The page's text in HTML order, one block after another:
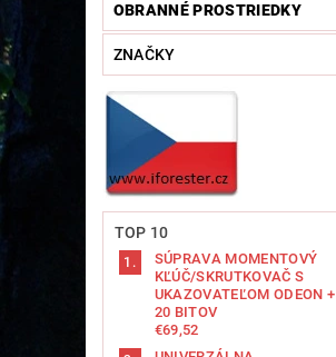
OBRANNÉ PROSTRIEDKY
ZNAČKY
TOP 10
SÚPRAVA MOMENTOVÝ
KĽÚČ/SKRUTKOVAČ S
UKAZOVATEĽOM ODEON +
20 BITOV
€69,52